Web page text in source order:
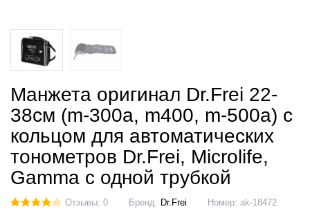
Манжета оригинал Dr.Frei 22-
38см (m-300a, m400, m-500a) с
кольцом для автоматических
тонометров Dr.Frei, Microlife,
Gamma с одной трубкой
Отзывы: 0 Бренд: Dr.Frei Номер: ak-18472